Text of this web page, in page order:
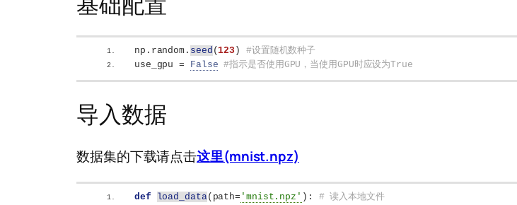
np.random. seed (123 )
#设置随机数种子
use_gpu = False #指示是否使用GPU，当使用GPU时应设为True
导入数据
数据集的下载请点击这里(mnist.npz)
def load_data( path= 'mnist.npz' ) : # 读入本地文件